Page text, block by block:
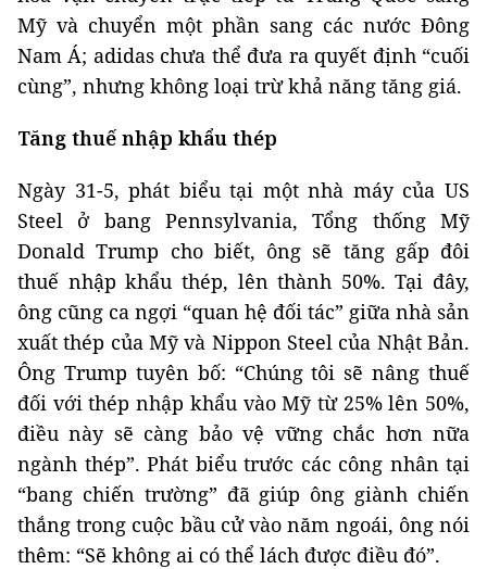
Mỹ và chuyển một phần sang các nước Đông
Nam Á; adidas chưa thể đưa ra quyết định “cuối
cùng”, nhưng không loại trừ khả năng tăng giá.
Tăng thuế nhập khẩu thép
Ngày 31-5, phát biểu tại một nhà máy của US
Steel ở bang Pennsylvania, Tổng thống Mỹ
Donald Trump cho biết, ông sẽ tăng gấp đôi
thuế nhập khẩu thép, lên thành 50%. Tại đây,
ông cũng ca ngợi “quan hệ đối tác” giữa nhà sản
xuất thép của Mỹ và Nippon Steel của Nhật Bản.
Ông Trump tuyên bố: “Chúng tôi sẽ nâng thuế
đối với thép nhập khẩu vào Mỹ từ 25% lên 50%,
điều này sẽ càng bảo vệ vững chắc hơn nữa
ngành thép”. Phát biểu trước các công nhân tại
“bang chiến trường” đã giúp ông giành chiến
thắng trong cuộc bầu cử vào năm ngoái, ông nói
thêm: “Sẽ không ai có thể lách được điều đó”.